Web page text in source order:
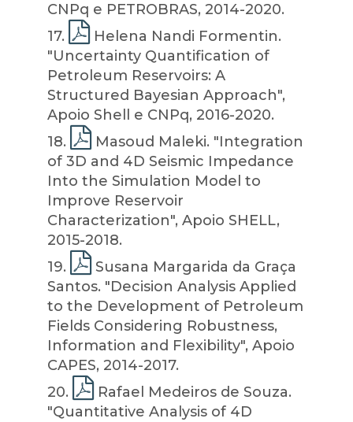
CNPq e PETROBRAS, 2014-2020.
17.
Helena Nandi Formentin.
"Uncertainty Quantification of
Petroleum Reservoirs: A
Structured Bayesian Approach",
Apoio Shell e CNPq, 2016-2020.
18.
Masoud Maleki. "Integration
of 3D and 4D Seismic Impedance
Into the Simulation Model to
Improve Reservoir
Characterization", Apoio SHELL,
2015-2018.
19.
Susana Margarida da Graça
Santos. "Decision Analysis Applied
to the Development of Petroleum
Fields Considering Robustness,
Information and Flexibility", Apoio
CAPES, 2014-2017.
20.
Rafael Medeiros de Souza.
"Quantitative Analysis of 4D